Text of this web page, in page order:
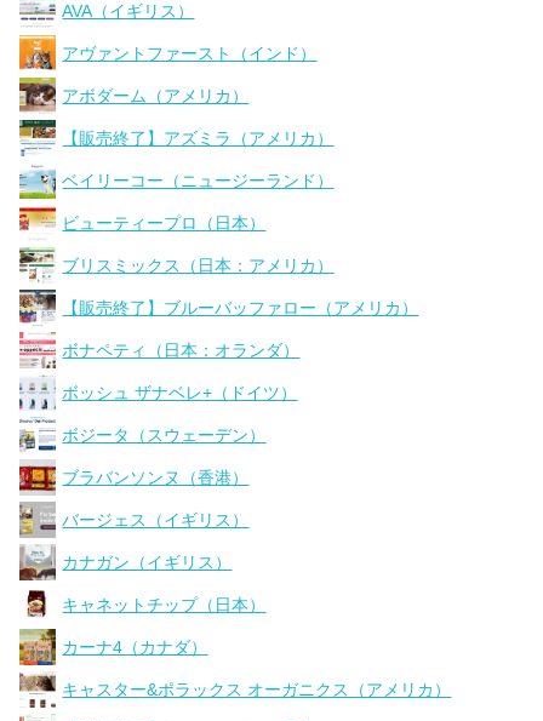
AVA（イギリス）
アヴァントファースト（インド）
アボダーム（アメリカ）
【販売終了】アズミラ（アメリカ）
ベイリーコー（ニュージーランド）
ビューティープロ（日本）
ブリスミックス（日本：アメリカ）
【販売終了】ブルーバッファロー（アメリカ）
ボナペティ（日本：オランダ）
ボッシュ ザナベレ+（ドイツ）
ボジータ（スウェーデン）
ブラバンソンヌ（香港）
バージェス（イギリス）
カナガン（イギリス）
キャネットチップ（日本）
カーナ4（カナダ）
キャスター&ポラックス オーガニクス（アメリカ）